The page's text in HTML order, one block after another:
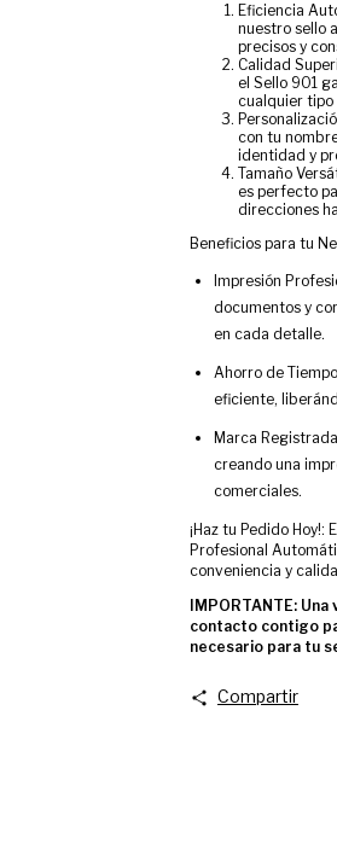
Eficiencia
nuestro sello
precisos y
Calidad
el Sello 901
cualquier tipo
con tu
identidad y
Tamaño
es perfecto
direcciones
Beneficios para tu
Impresión
documentos y
en cada detalle.
Ahorro de
eficiente,
Marca
creando una
comerciales.
¡Haz tu Pedido
Profesional
conveniencia y
IMPORTANTE:
contacto contigo
necesario para tu
Compartir